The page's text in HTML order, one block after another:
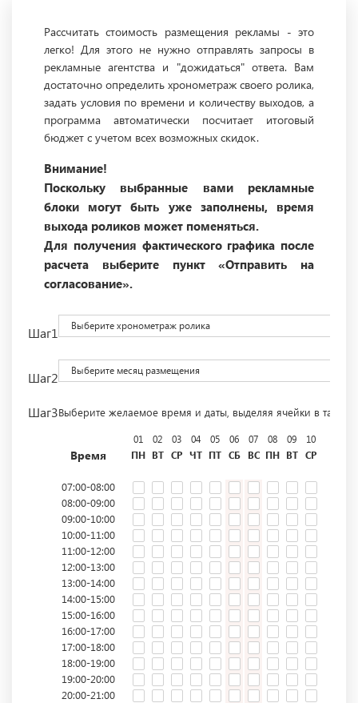
Рассчитать стоимость размещения рекламы - это
легко! Для этого не нужно отправлять запросы в
рекламные агентства и "дожидаться" ответа. Вам
достаточно определить хронометраж своего ролика,
задать условия по времени и количеству выходов, а
программа автоматически посчитает итоговый
бюджет с учетом всех возможных скидок.
Внимание!
Поскольку выбранные вами рекламные
блоки могут быть уже заполнены, время
выхода роликов может поменяться.
Для получения фактического графика после
расчета выберите пункт «Отправить на
согласование».
Шаг1 Выберите хронометраж ролика
Шаг2 Выберите месяц размещения
Шаг3Выберите желаемое время и даты, выделяя ячейки в
Время
01
ПН
02
ВТ
03
СР
04
ЧТ
05
ПТ
06
СБ
07
ВС
08
ПН
09
ВТ
10
СР
07:00-08:00
08:00-09:00
09:00-10:00
10:00-11:00
11:00-12:00
12:00-13:00
13:00-14:00
14:00-15:00
15:00-16:00
16:00-17:00
17:00-18:00
18:00-19:00
19:00-20:00
20:00-21:00